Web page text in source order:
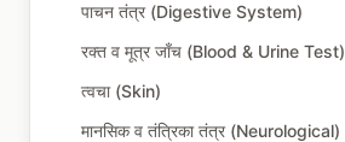
पाचन तंत्र (Digestive System)
रक्त व मूत्र जाँच (Blood & Urine Test)
त्वचा (Skin)
मानसिक व तंत्रिका तंत्र (Neurological)